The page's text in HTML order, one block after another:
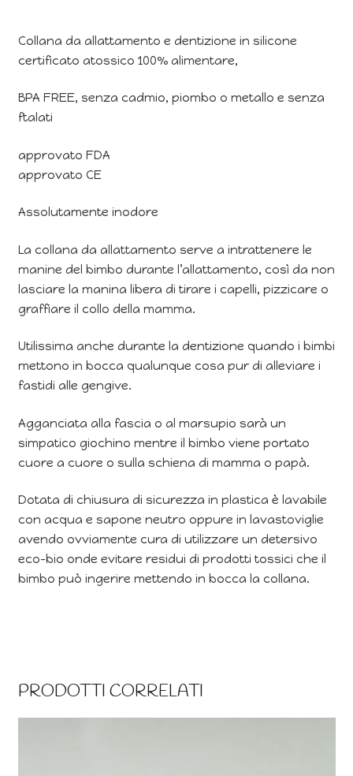
Collana da allattamento e dentizione in silicone
certificato atossico 100% alimentare,
BPA FREE, senza cadmio, piombo o metallo e senza
ftalati
approvato FDA
approvato CE
Assolutamente inodore
La collana da allattamento serve a intrattenere le
manine del bimbo durante l’allattamento, così da non
lasciare la manina libera di tirare i capelli, pizzicare o
graffiare il collo della mamma.
Utilissima anche durante la dentizione quando i bimbi
mettono in bocca qualunque cosa pur di alleviare i
fastidi alle gengive.
Agganciata alla fascia o al marsupio sarà un
simpatico giochino mentre il bimbo viene portato
cuore a cuore o sulla schiena di mamma o papà.
Dotata di chiusura di sicurezza in plastica è lavabile
con acqua e sapone neutro oppure in lavastoviglie
avendo ovviamente cura di utilizzare un detersivo
eco-bio onde evitare residui di prodotti tossici che il
bimbo può ingerire mettendo in bocca la collana.
PRODOTTI CORRELATI